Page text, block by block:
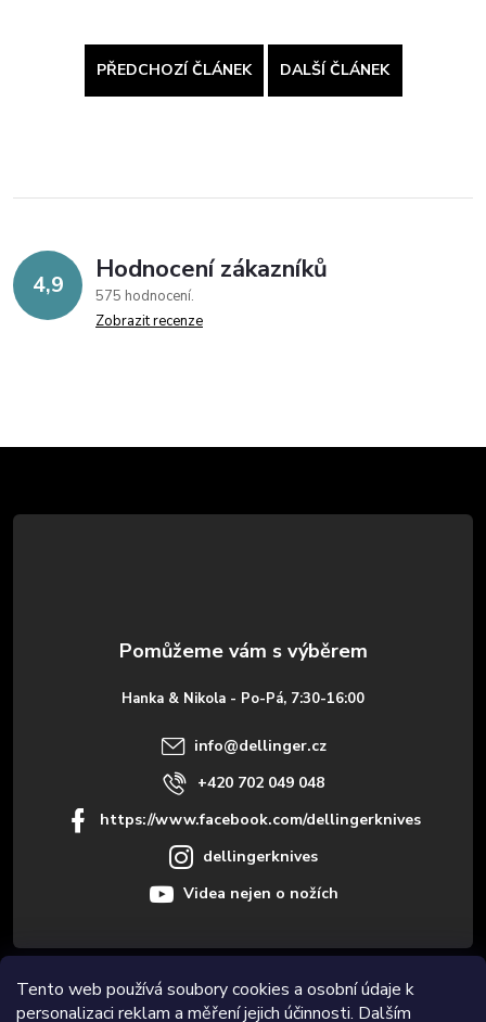
Tento web používá soubory cookies a osobní údaje k
personalizaci reklam a měření jejich účinnosti. Dalším
PŘEDCHOZÍ ČLÁNEK DALŠÍ ČLÁNEK
4,9 Hodnocení zákazníků
575 hodnocení
Zobrazit recenze
á
Informace pro vás
Hanka & Nikola - Po-Pá, 7:30-16:00
info@dellinger.cz
+420 702 049 048
https://www.facebook.com/dellingerknives
dellingerknives
Videa nejen o nožích